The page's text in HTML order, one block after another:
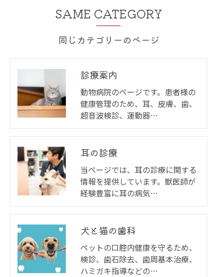
同じカテゴリーのページ
SAME CATEGORY
診療案内
動物病院のページです。患者様の
健康管理のため、耳、皮膚、歯、
超音波検診、運動器…
耳の診療
当ページでは、耳の診療に関する
情報を提供しています。獣医師が
経験豊富に耳の病気…
犬と猫の歯科
ペットの口腔内健康を守るため、
検診、歯石除去、歯周基本治療、
ハミガキ指導などの…